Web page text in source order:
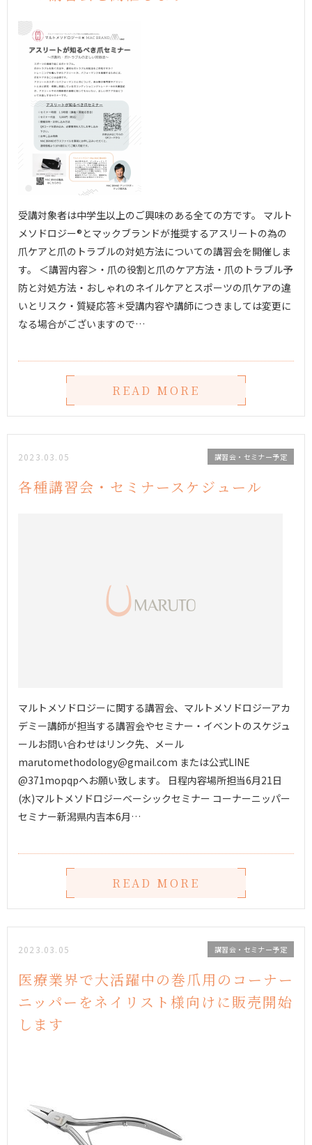
受講対象者は中学生以上のご興味のある全ての方です。 マルト
メソドロジー®︎とマックブランドが推奨するアスリートの為の
爪ケアと爪のトラブルの対処方法についての講習会を開催しま
す。 ＜講習内容＞・爪の役割と爪のケア方法・爪のトラブル予
防と対処方法・おしゃれのネイルケアとスポーツの爪ケアの違
いとリスク・質疑応答＊受講内容や講師につきましては変更に
なる場合がございますので…
READ MORE
2023.03.05 講習会・セミナー予定
各種講習会・セミナースケジュール
マルトメソドロジーに関する講習会、マルトメソドロジーアカ
デミー講師が担当する講習会やセミナー・イベントのスケジュ
ールお問い合わせはリンク先、メール
marutomethodology@gmail.com または公式LINE
@371mopqpへお願い致します。 日程内容場所担当6月21日
(水)マルトメソドロジーベーシックセミナー コーナーニッパー
セミナー新潟県内吉本6月…
READ MORE
2023.03.05 講習会・セミナー予定
医療業界で大活躍中の巻爪用のコーナー
ニッパーをネイリスト様向けに販売開始
します